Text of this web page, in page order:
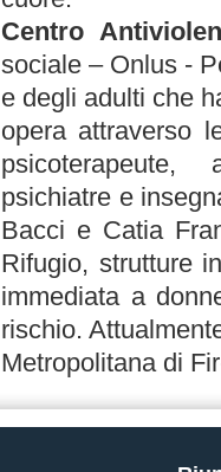
Centro
sociale – Onlus -
e degli adulti che
opera attraverso
psicoterapeute,
psichiatre e
Bacci e Catia
Rifugio, strutture
immediata a
rischio.
Metropolitana di